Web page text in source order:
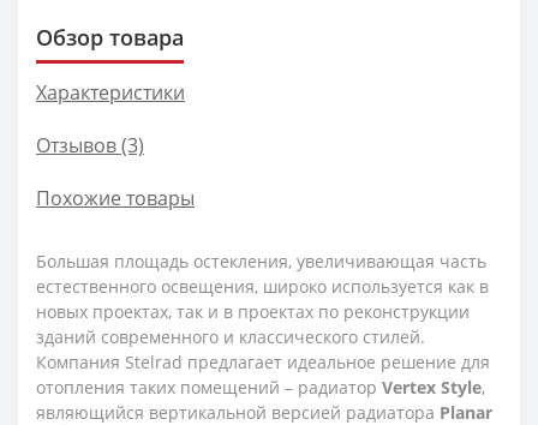
Обзор товара
Характеристики
Отзывов (3)
Похожие товары
Большая площадь остекления, увеличивающая часть
естественного освещения, широко используется как в
новых проектах, так и в проектах по реконструкции
зданий современного и классического стилей.
Компания Stelrad предлагает идеальное решение для
отопления таких помещений – радиатор Vertex Style,
являющийся вертикальной версией радиатора Planar